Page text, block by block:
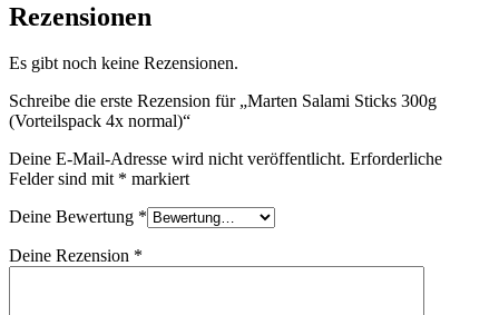
Rezensionen
Es gibt noch keine Rezensionen.
Schreibe die erste Rezension für „Marten Salami Sticks 300g
(Vorteilspack 4x normal)“
Deine E-Mail-Adresse wird nicht veröffentlicht. Erforderliche
Felder sind mit * markiert
Deine Bewertung *
Deine Rezension *